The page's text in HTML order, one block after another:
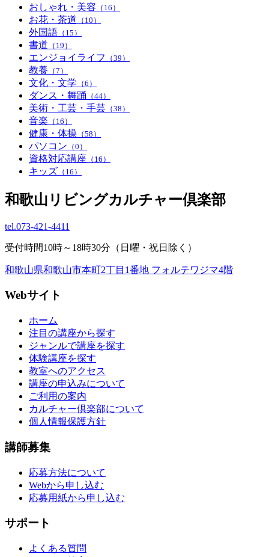
おしゃれ・美容 （16）
お花・茶道 （10）
外国語 （15）
書道 （19）
エンジョイライフ （39）
教養 （7）
文化・文学 （6）
ダンス・舞踊 （44）
美術・工芸・手芸 （38）
音楽 （16）
健康・体操 （58）
パソコン （0）
資格対応講座 （16）
キッズ （16）
和歌山リビングカルチャー倶楽部
tel.073-421-4411
受付時間10時～18時30分（日曜・祝日除く）
和歌山県和歌山市本町2丁目1番地 フォルテワジマ4階
Webサイト
ホーム
注目の講座から探す
ジャンルで講座を探す
体験講座を探す
教室へのアクセス
講座の申込みについて
ご利用の案内
カルチャー倶楽部について
個人情報保護方針
講師募集
応募方法について
Webから申し込む
応募用紙から申し込む
サポート
よくある質問